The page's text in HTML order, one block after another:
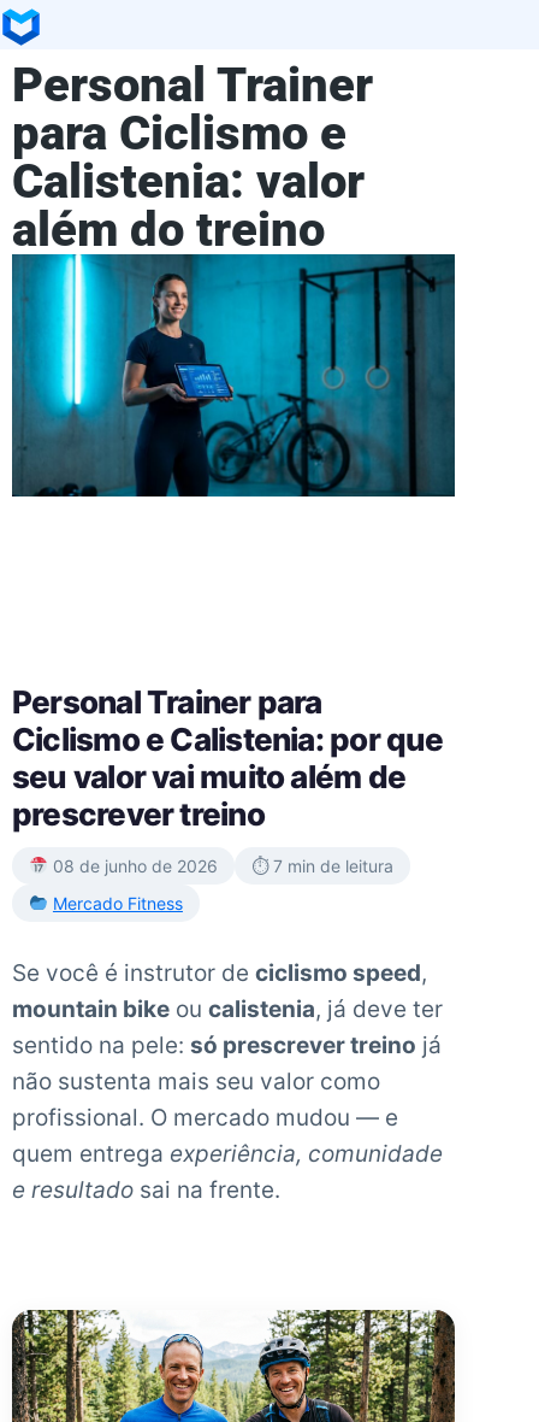
Personal Trainer
para Ciclismo e
Calistenia: valor
além do treino
Personal Trainer para
Ciclismo e Calistenia: por que
seu valor vai muito além de
prescrever treino
08 de junho de 2026
⏱ 7 min de leitura
Mercado Fitness
Se você é instrutor de ciclismo speed,
mountain bike ou calistenia, já deve ter
sentido na pele: só prescrever treino já
não sustenta mais seu valor como
profissional. O mercado mudou — e
quem entrega experiência, comunidade
e resultado sai na frente.